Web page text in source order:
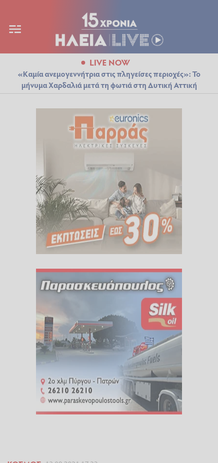
LIVE NOW
«Καμία ανεμογεννήτρια στις πληγείσες περιοχές»: Το
μήνυμα Χαρδαλιά μετά τη φωτιά στη Δυτική Αττική